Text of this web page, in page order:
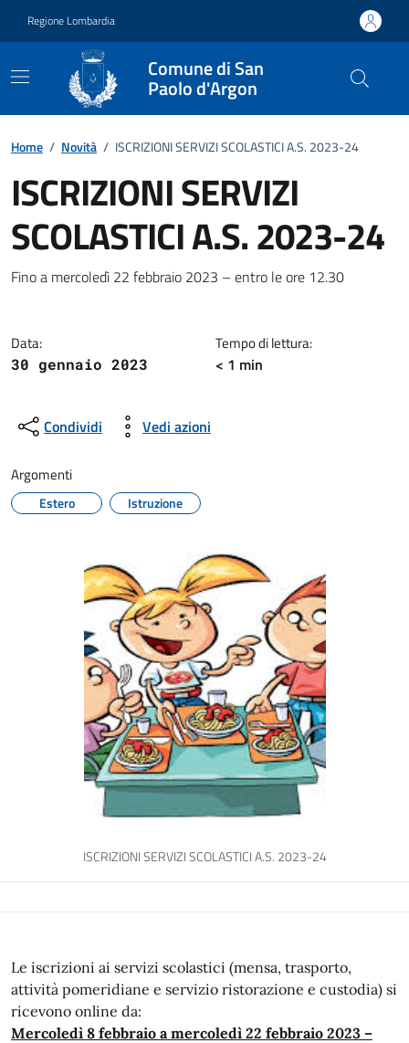
Regione Lombardia
Comune di San
Paolo d'Argon
Home / Novità / ISCRIZIONI SERVIZI SCOLASTICI A.S. 2023-24
ISCRIZIONI SERVIZI
SCOLASTICI A.S. 2023-24
Dettagli della notizia
Fino a mercoledì 22 febbraio 2023 – entro le ore 12.30
Data:
30 gennaio 2023
Tempo di lettura:
< 1 min
Condividi Vedi azioni
Argomenti
Estero Istruzione
ISCRIZIONI SERVIZI SCOLASTICI A.S. 2023-24
Le iscrizioni ai servizi scolastici (mensa, trasporto,
attività pomeridiane e servizio ristorazione e custodia) si
ricevono online da:
Mercoledì 8 febbraio a mercoledì 22 febbraio 2023 –